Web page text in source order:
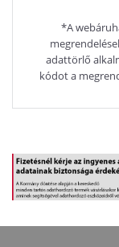
*A
adattörlő
kódot a